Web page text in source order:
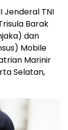
Jenderal TNI
Barak
dan
Mobile
Marinir
Selatan,